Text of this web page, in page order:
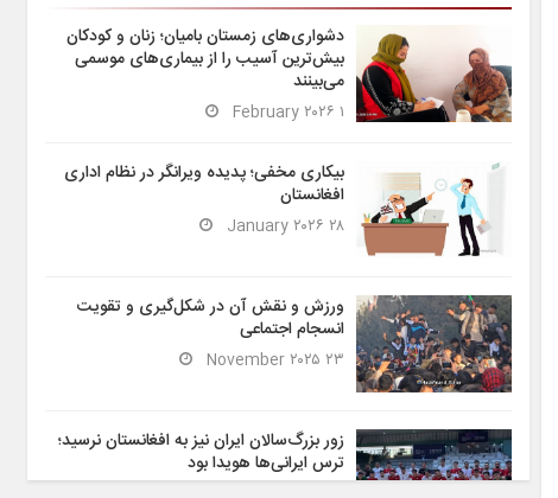
دشواری‌های زمستان بامیان؛ زنان و کودکان
بیش‌ترین آسیب را از بیماری‌های موسمی
می‌بینند
۱ February ۲۰۲۶
بیکاری مخفی؛ پدیده ویرانگر در نظام اداری
افغانستان
۲۸ January ۲۰۲۶
ورزش و نقش آن در شکل‌گیری و تقویت
انسجام اجتماعی
۲۳ November ۲۰۲۵
زور بزرگ‌سالان ایران نیز به افغانستان نرسید؛
ترس ایرانی‌ها هویدا بود